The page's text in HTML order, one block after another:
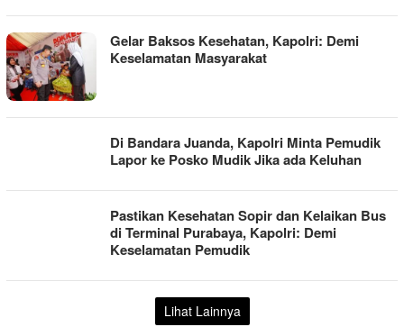
Gelar Baksos Kesehatan, Kapolri: Demi
Keselamatan Masyarakat
Di Bandara Juanda, Kapolri Minta Pemudik
Lapor ke Posko Mudik Jika ada Keluhan
Pastikan Kesehatan Sopir dan Kelaikan Bus
di Terminal Purabaya, Kapolri: Demi
Keselamatan Pemudik
Lihat Lainnya